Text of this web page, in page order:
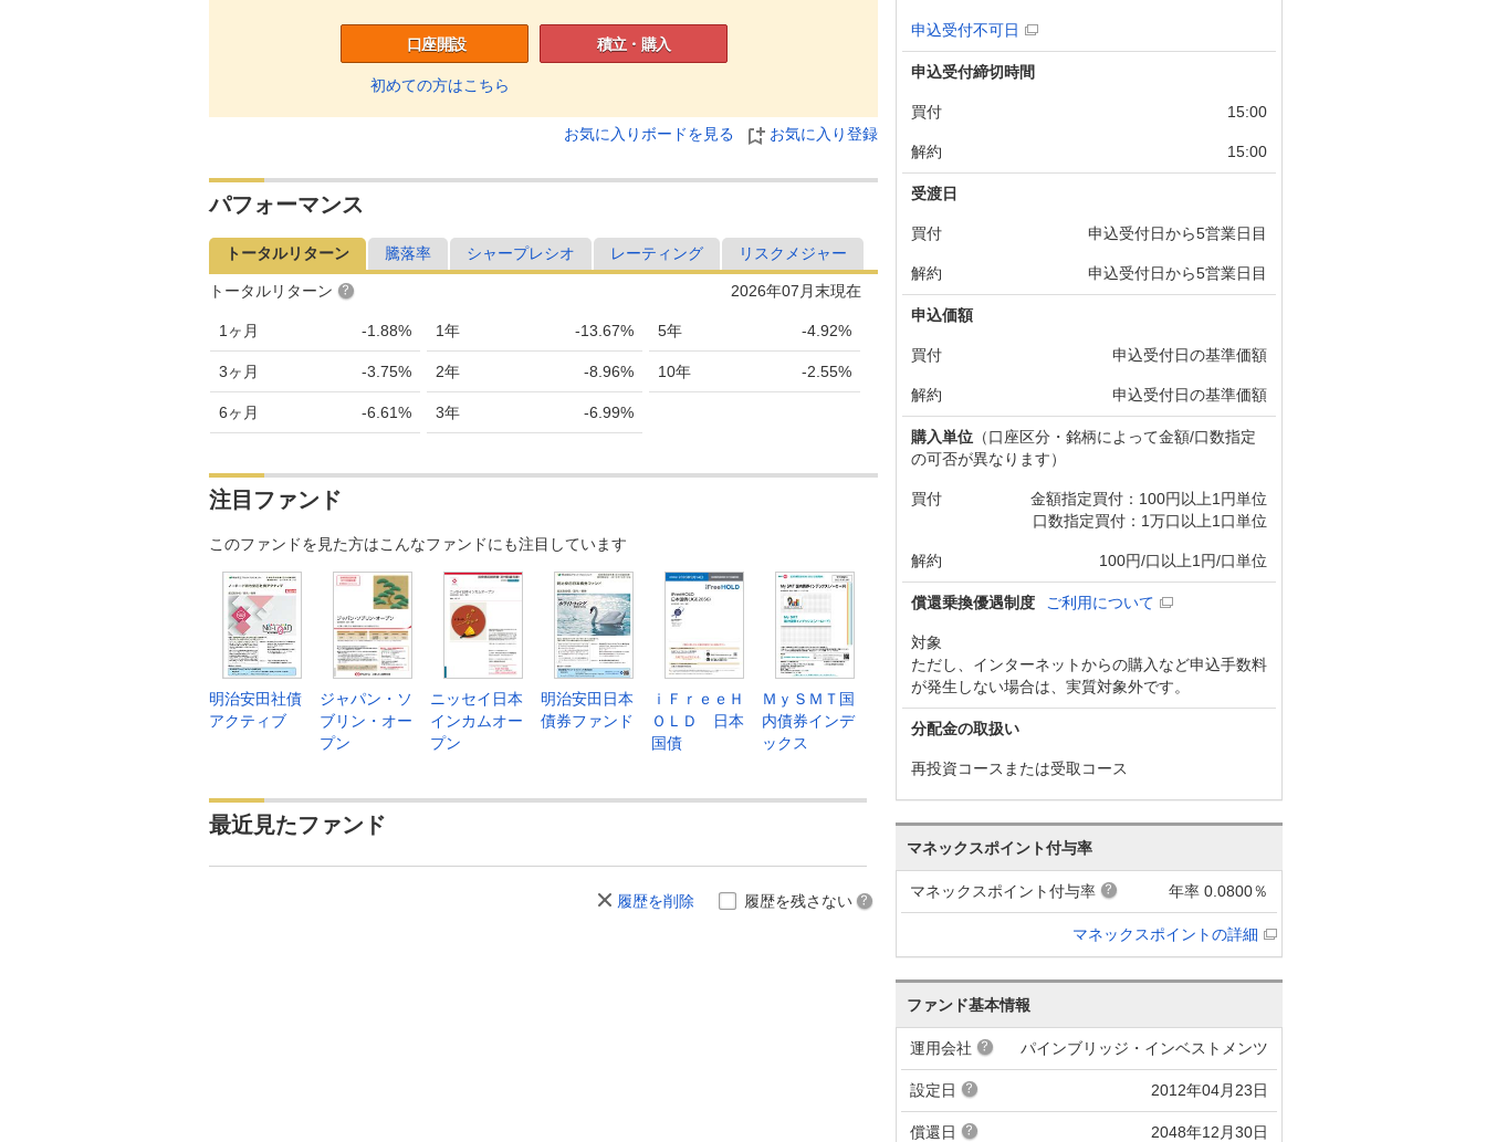
口座開設
初めての方はこちら
積立・購入
お気に入りボードを見る お気に入り登録
パフォーマンス
トータルリターン 騰落率 シャープレシオ レーティング リスクメジャー
2026年07月末現在
トータルリターン
1ヶ月 -1.88%
3ヶ月 -3.75%
6ヶ月 -6.61%
1年 -13.67%
2年 -8.96%
3年 -6.99%
5年 -4.92%
10年 -2.55%
注目ファンド
このファンドを見た方はこんなファンドにも注目しています
明治安田社債
アクティブ
ジャパン・ソ
ブリン・オー
プン
ニッセイ日本
インカムオー
プン
明治安田日本
債券ファンド
ｉＦｒｅｅＨ
ＯＬＤ 日本
国債
ＭｙＳＭＴ国
内債券インデ
ックス
最近見たファンド
履歴を削除 履歴を残さない
申込受付不可日
申込受付締切時間
買付 15:00
解約 15:00
受渡日
買付 申込受付日から5営業日目
解約 申込受付日から5営業日目
申込価額
買付 申込受付日の基準価額
解約 申込受付日の基準価額
購入単位 （口座区分・銘柄によって金額/口数指定
の可否が異なります）
買付
金額指定買付：100円以上1円単位
口数指定買付：1万口以上1口単位
解約 100円/口以上1円/口単位
償還乗換優遇制度 ご利用について
対象
ただし、インターネットからの購入など申込手数料
が発生しない場合は、実質対象外です。
分配金の取扱い
再投資コースまたは受取コース
マネックスポイント付与率
マネックスポイント付与率 年率 0.0800％
マネックスポイントの詳細
ファンド基本情報
運用会社 パインブリッジ・インベストメンツ
設定日 2012年04月23日
償還日 2048年12月30日